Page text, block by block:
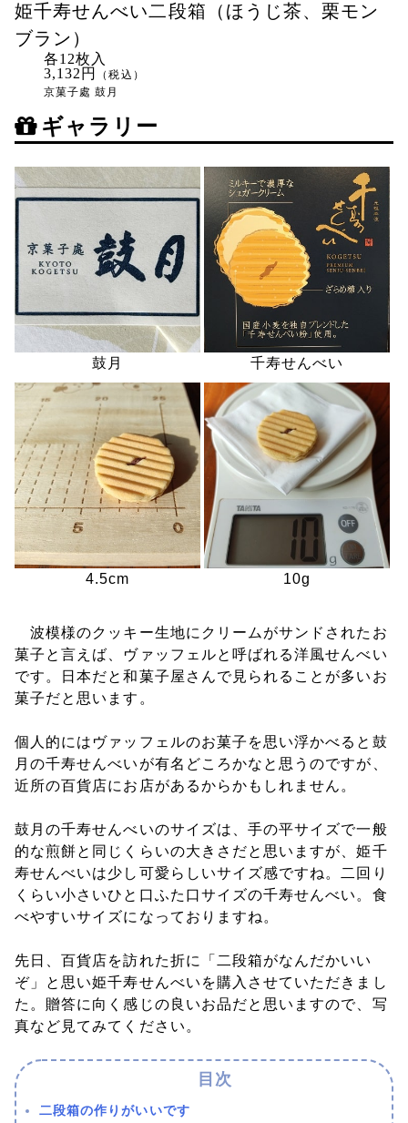
姫千寿せんべい二段箱（ほうじ茶、栗モン
ブラン）
各12枚入
3,132円
（税込）
京菓子處 鼓月
ギャラリー
鼓月 千寿せんべい
4.5cm 10g
波模様のクッキー生地にクリームがサンドされたお
菓子と言えば、ヴァッフェルと呼ばれる洋風せんべい
です。日本だと和菓子屋さんで見られることが多いお
菓子だと思います。
個人的にはヴァッフェルのお菓子を思い浮かべると鼓
月の千寿せんべいが有名どころかなと思うのですが、
近所の百貨店にお店があるからかもしれません。
鼓月の千寿せんべいのサイズは、手の平サイズで一般
的な煎餅と同じくらいの大きさだと思いますが、姫千
寿せんべいは少し可愛らしいサイズ感ですね。二回り
くらい小さいひと口ふた口サイズの千寿せんべい。食
べやすいサイズになっておりますね。
先日、百貨店を訪れた折に「二段箱がなんだかいい
ぞ」と思い姫千寿せんべいを購入させていただきまし
た。贈答に向く感じの良いお品だと思いますので、写
真など見てみてください。
二段箱の作りがいいです